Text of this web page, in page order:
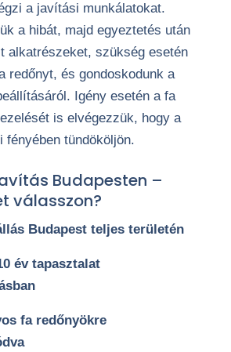
a javítási munkálatokat.
a hibát, majd egyeztetés után
alkatrészeket, szükség esetén
redőnyt, és gondoskodunk a
Igény esetén a fa
is elvégezzük, hogy a
fényében tündököljön.
Budapesten –
válasszon?
Budapest teljes területén
év tapasztalat
fa redőnyökre